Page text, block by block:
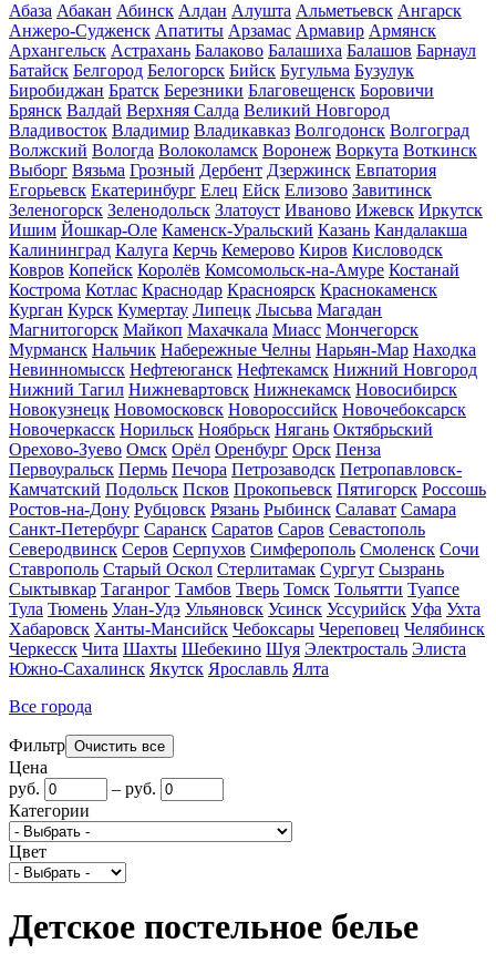
Абаза Абакан Абинск Алдан Алушта Альметьевск Ангарск
Анжеро-Судженск Апатиты Арзамас Армавир Армянск
Архангельск Астрахань Балаково Балашиха Балашов Барнаул
Батайск Белгород Белогорск Бийск Бугульма Бузулук
Биробиджан Братск Березники Благовещенск Боровичи
Брянск Валдай Верхняя Салда Великий Новгород
Владивосток Владимир Владикавказ Волгодонск Волгоград
Волжский Вологда Волоколамск Воронеж Воркута Воткинск
Выборг Вязьма Грозный Дербент Дзержинск Евпатория
Егорьевск Екатеринбург Елец Ейск Елизово Завитинск
Зеленогорск Зеленодольск Златоуст Иваново Ижевск Иркутск
Ишим Йошкар-Оле Каменск-Уральский Казань Кандалакша
Калининград Калуга Керчь Кемерово Киров Кисловодск
Ковров Копейск Королёв Комсомольск-на-Амуре Костанай
Кострома Котлас Краснодар Красноярск Краснокаменск
Курган Курск Кумертау Липецк Лысьва Магадан
Магнитогорск Майкоп Махачкала Миасс Мончегорск
Мурманск Нальчик Набережные Челны Нарьян-Мар Находка
Невинномысск Нефтеюганск Нефтекамск Нижний Новгород
Нижний Тагил Нижневартовск Нижнекамск Новосибирск
Новокузнецк Новомосковск Новороссийск Новочебоксарск
Новочеркасск Норильск Ноябрьск Нягань Октябрьский
Орехово-Зуево Омск Орёл Оренбург Орск Пенза
Первоуральск Пермь Печора Петрозаводск Петропавловск-
Камчатский Подольск Псков Прокопьевск Пятигорск Россошь
Ростов-на-Дону Рубцовск Рязань Рыбинск Салават Самара
Санкт-Петербург Саранск Саратов Саров Севастополь
Северодвинск Серов Серпухов Симферополь Смоленск Сочи
Ставрополь Старый Оскол Стерлитамак Сургут Сызрань
Сыктывкар Таганрог Тамбов Тверь Томск Тольятти Туапсе
Тула Тюмень Улан-Удэ Ульяновск Усинск Уссурийск Уфа Ухта
Хабаровск Ханты-Мансийск Чебоксары Череповец Челябинск
Черкесск Чита Шахты Шебекино Шуя Электросталь Элиста
Южно-Сахалинск Якутск Ярославль Ялта
Все города
Фильтр
Цена
руб.
– руб.
Категории
Цвет
Детское постельное белье